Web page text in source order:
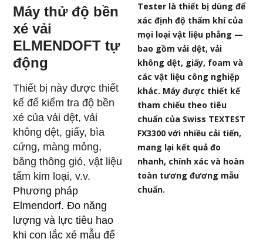
Máy thử độ bền
xé vải
ELMENDOFT tự
động
Thiết bị này được thiết
kế để kiểm tra độ bền
xé của vải dệt, vải
không dệt, giấy, bìa
cứng, màng mỏng,
băng thông gió, vật liệu
tấm kim loại, v.v.
Phương pháp
Elmendorf. Đo năng
lượng và lực tiêu hao
khi con lắc xé mẫu để
Tester là thiết bị dùng để
xác định độ thấm khí của
mọi loại vật liệu phẳng —
bao gồm vải dệt, vải
không dệt, giấy, foam và
các vật liệu công nghiệp
khác. Máy được thiết kế
tham chiếu theo tiêu
chuẩn của Swiss TEXTEST
FX3300 với nhiều cải tiến,
mang lại kết quả đo
nhanh, chính xác và hoàn
toàn tương đương mẫu
chuẩn.